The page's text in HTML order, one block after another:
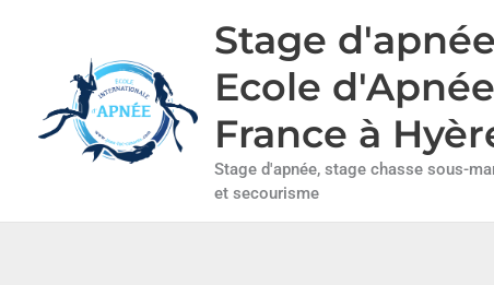
Stage
Ecole
France à
Stage d'apnée, stage chasse sous-
et secourisme